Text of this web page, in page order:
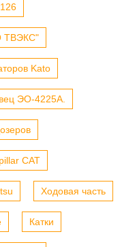
ТВЭКС"
Kato
ЭО-4225А.
CAT
Ходовая часть
Катки